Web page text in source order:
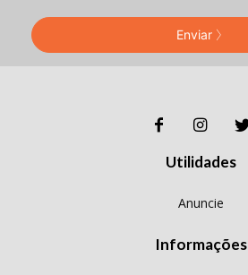
Enviar
Utilidades
Anuncie
Informações